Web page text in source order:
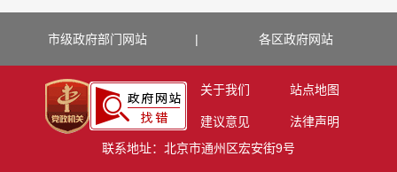
市级政府部门网站 | 各区政府网站
关于我们 站点地图
建议意见
法律声明
联系地址：北京市通州区宏安街9号